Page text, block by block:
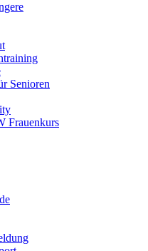
Senioren
Frauenkurs